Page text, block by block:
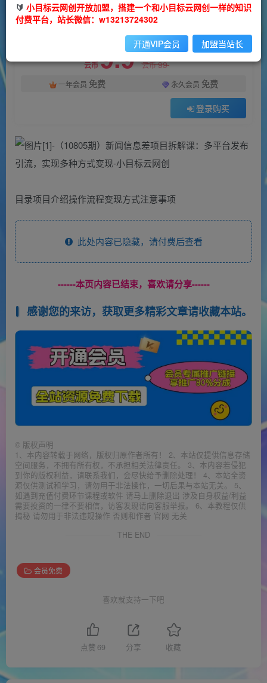
此内容为付费资源，请付费后查看
云币9.9 限时特惠
云币99
一年会员 免费 永久会员 免费
登录购买
付费资源
目录项目介绍操作流程变现方式注意事项
此处内容已隐藏，请付费后查看
------本页内容已结束，喜欢请分享------
感谢您的来访，获取更多精彩文章请收藏本站。
© 版权声明
1、本内容转载于网络，版权归原作者所有！ 2、本站仅提供信息存储
空间服务，不拥有所有权，不承担相关法律责任。 3、本内容若侵犯
到你的版权利益，请联系我们，会尽快给予删除处理！ 4、本站全资
源仅供测试和学习，请勿用于非法操作，一切后果与本站无关。 5、
如遇到充值付费环节课程或软件 请马上删除退出 涉及自身权益/利益
需要投资的一律不要相信，访客发现请向客服举报。 6、本教程仅供
揭秘 请勿用于非法违规操作 否则和作者 官网 无关
THE END
会员免费
喜欢就支持一下吧
点赞 69 分享 收藏
🔰 小目标云网创开放加盟，搭建一个和小目标云网创一样的知识
付费平台，站长微信：w13213724302
开通VIP会员 加盟当站长